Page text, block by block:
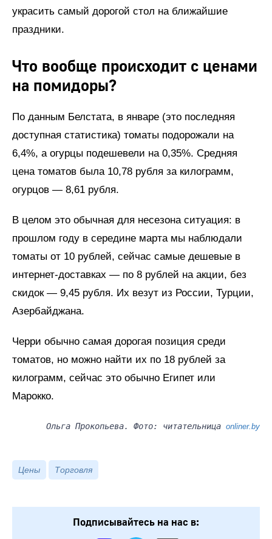
украсить самый дорогой стол на ближайшие
праздники.
Что вообще происходит с ценами
на помидоры?
По данным Белстата, в январе (это последняя
доступная статистика) томаты подорожали на
6,4%, а огурцы подешевели на 0,35%. Средняя
цена томатов была 10,78 рубля за килограмм,
огурцов — 8,61 рубля.
В целом это обычная для несезона ситуация: в
прошлом году в середине марта мы наблюдали
томаты от 10 рублей, сейчас самые дешевые в
интернет-доставках — по 8 рублей на акции, без
скидок — 9,45 рубля. Их везут из России, Турции,
Азербайджана.
Черри обычно самая дорогая позиция среди
томатов, но можно найти их по 18 рублей за
килограмм, сейчас это обычно Египет или
Марокко.
Ольга Прокопьева. Фото: читательница onliner.by
Цены Торговля
Подписывайтесь на нас в: